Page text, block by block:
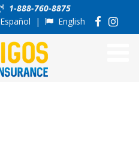
1-888-760-8875
Español | English